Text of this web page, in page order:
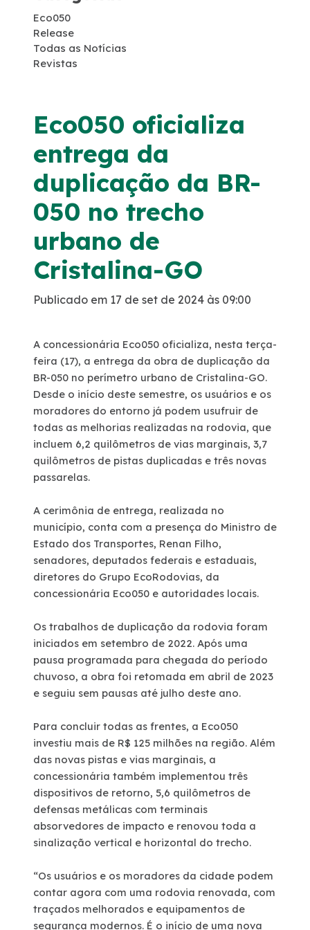
Serviço de Atendimento ao Usuário - SAU
Combate a Focos de Incêndio
Links Úteis
Tráfego Mensal
Estatística de acidentes
Notícias
Compromissos Agenda ESG 2030
Compromisso de Regularização Ambiental
Política de Sustentabilidade
Atendimento
Ressarcimento
Fornecedores
Trabalhe Conosco
Eco050
Release
Todas as Notícias
Revistas
Eco050 oficializa
entrega da
duplicação da BR-
050 no trecho
urbano de
Cristalina-GO
Publicado em 17 de set de 2024 às 09:00
A concessionária Eco050 oficializa, nesta terça-
feira (17), a entrega da obra de duplicação da
BR-050 no perímetro urbano de Cristalina-GO.
Desde o início deste semestre, os usuários e os
moradores do entorno já podem usufruir de
todas as melhorias realizadas na rodovia, que
incluem 6,2 quilômetros de vias marginais, 3,7
quilômetros de pistas duplicadas e três novas
passarelas.
A cerimônia de entrega, realizada no
município, conta com a presença do Ministro de
Estado dos Transportes, Renan Filho,
senadores, deputados federais e estaduais,
diretores do Grupo EcoRodovias, da
concessionária Eco050 e autoridades locais.
Os trabalhos de duplicação da rodovia foram
iniciados em setembro de 2022. Após uma
pausa programada para chegada do período
chuvoso, a obra foi retomada em abril de 2023
e seguiu sem pausas até julho deste ano.
Para concluir todas as frentes, a Eco050
investiu mais de R$ 125 milhões na região. Além
das novas pistas e vias marginais, a
concessionária também implementou três
dispositivos de retorno, 5,6 quilômetros de
defensas metálicas com terminais
absorvedores de impacto e renovou toda a
sinalização vertical e horizontal do trecho.
“Os usuários e os moradores da cidade podem
contar agora com uma rodovia renovada, com
traçados melhorados e equipamentos de
segurança modernos. É o início de uma nova